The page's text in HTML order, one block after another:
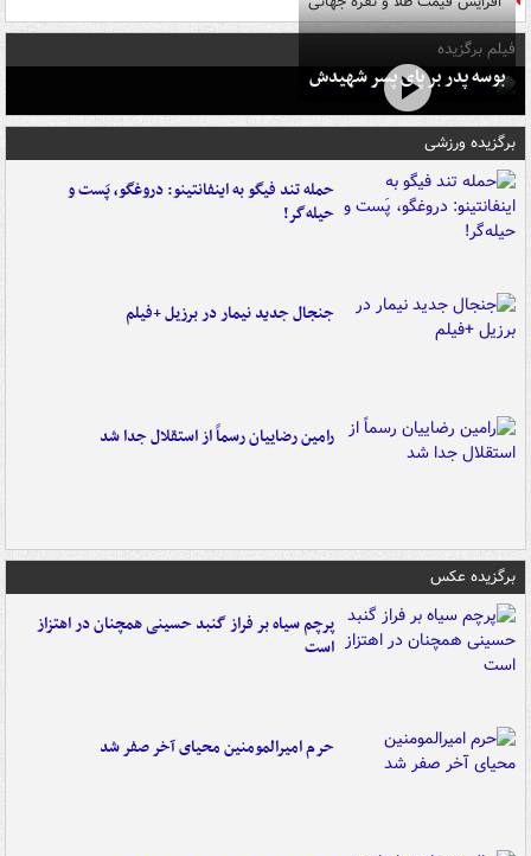
فیلم برگزیده
بوسه‌ پدر بر پای پسر شهیدش
برگزیده ورزشی
حمله تند فیگو به اینفانتینو: دروغگو، پَست‌ و
حیله‌گر!
جنجال جدید نیمار در برزیل +فیلم
رامین رضاییان رسماً از استقلال جدا شد
برگزیده عکس
پرچم سیاه بر فراز گنبد حسینی همچنان در اهتزاز
است
حرم امیرالمومنین محیای آخر صفر شد